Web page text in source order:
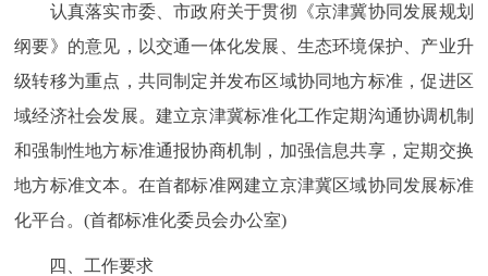
认真落实市委、市政府关于贯彻《京津冀协同发展规划
纲要》的意见，以交通一体化发展、生态环境保护、产业升
级转移为重点，共同制定并发布区域协同地方标准，促进区
域经济社会发展。建立京津冀标准化工作定期沟通协调机制
和强制性地方标准通报协商机制，加强信息共享，定期交换
地方标准文本。在首都标准网建立京津冀区域协同发展标准
化平台。(首都标准化委员会办公室)
四、工作要求